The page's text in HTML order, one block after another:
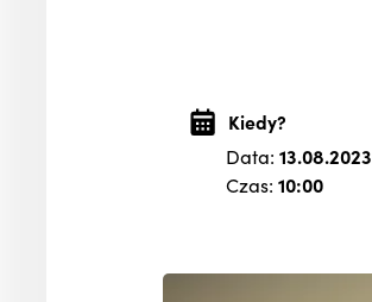
Kiedy?
Data: 13.08.2023
Czas: 10:00